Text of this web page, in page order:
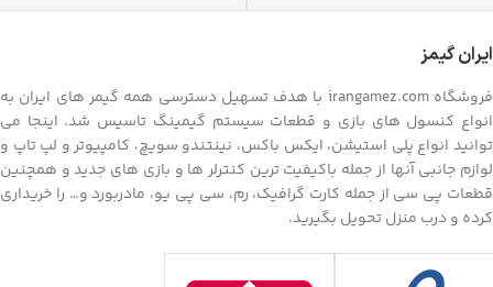
ایران گیمز
فروشگاه irangamez.com با هدف تسهیل دسترسی همه گیمر های ایران به
انواع کنسول های بازی و قطعات سیستم گیمینگ تاسیس شد. اینجا می
توانید انواع پلی استیشن، ایکس باکس، نینتندو سویچ، کامپیوتر و لپ تاپ و
لوازم جانبی آنها از جمله باکیفیت ترین کنترلر ها و بازی های جدید و همچنین
قطعات پی سی از جمله کارت گرافیک، رم، سی پی یو، مادربورد و… را خریداری
کرده و درب منزل تحویل بگیرید.